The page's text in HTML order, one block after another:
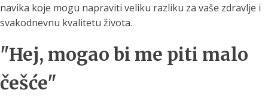
navika koje mogu napraviti veliku razliku za vaše zdravlje i
svakodnevnu kvalitetu života.
"Hej, mogao bi me piti malo
češće"